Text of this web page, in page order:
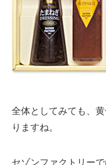
全体としてみても、
りますね。
セゾンファクトリー